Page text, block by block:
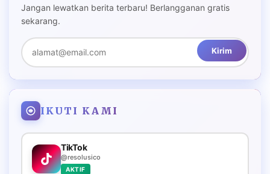
Jangan lewatkan berita terbaru! Berlangganan gratis
sekarang.
Kirim
IKUTI KAMI
TikTok
@resolusico
AKTIF